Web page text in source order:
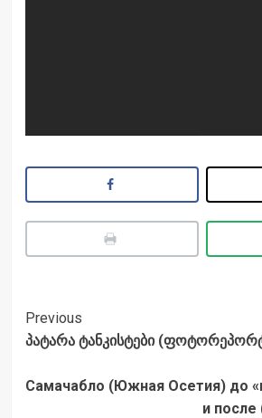
Post
Navigation
Previous
პატარა ტანკისტები
Самачабло (Южная Осетия) до
и